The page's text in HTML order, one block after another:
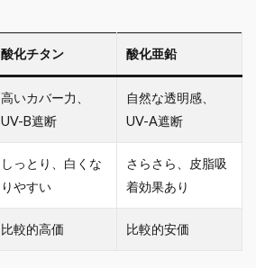
酸化チタン 酸化亜鉛
高いカバー力、
UV-B遮断
自然な透明感、
UV-A遮断
しっとり、白くな
りやすい
さらさら、皮脂吸
着効果あり
比較的高価 比較的安価